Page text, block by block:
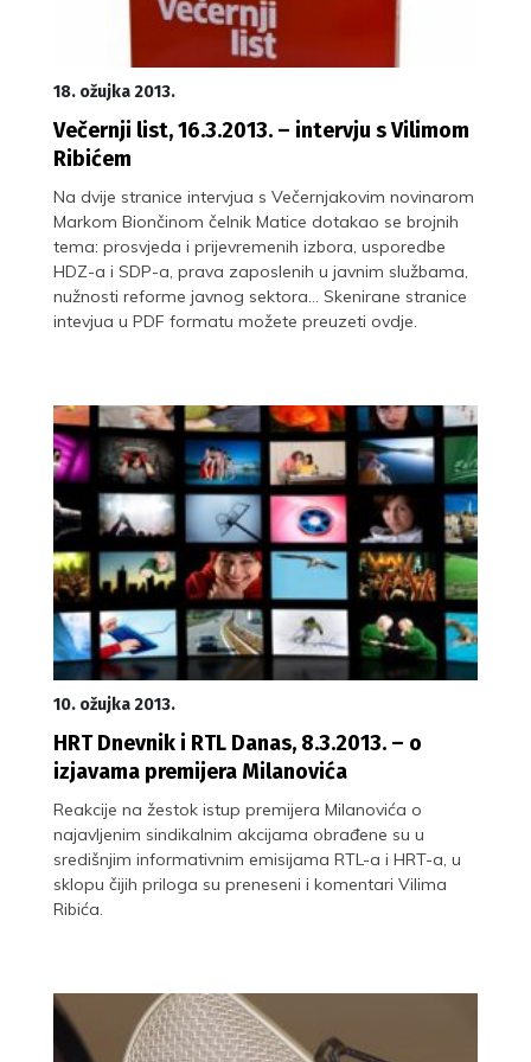
18. ožujka 2013.
Večernji list, 16.3.2013. – intervju s Vilimom
Ribićem
Na dvije stranice intervjua s Večernjakovim novinarom
Markom Biončinom čelnik Matice dotakao se brojnih
tema: prosvjeda i prijevremenih izbora, usporedbe
HDZ-a i SDP-a, prava zaposlenih u javnim službama,
nužnosti reforme javnog sektora… Skenirane stranice
intevjua u PDF formatu možete preuzeti ovdje.
10. ožujka 2013.
HRT Dnevnik i RTL Danas, 8.3.2013. – o
izjavama premijera Milanovića
Reakcije na žestok istup premijera Milanovića o
najavljenim sindikalnim akcijama obrađene su u
središnjim informativnim emisijama RTL-a i HRT-a, u
sklopu čijih priloga su preneseni i komentari Vilima
Ribića.